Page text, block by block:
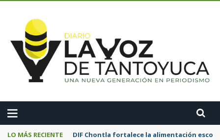
LO MÁS RECIENTE Motociclista resulta lesionado tras chocar